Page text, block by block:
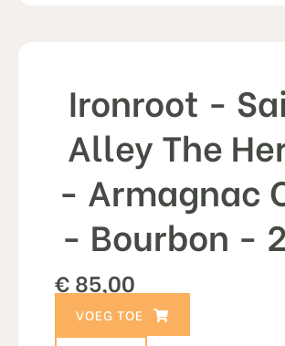
Ironroot -
Alley The
- Armagnac
- Bourbon -
€ 85,00